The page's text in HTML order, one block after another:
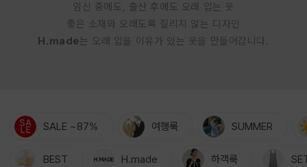
임신 중에도, 출산 후에도 오래 입는 옷
좋은 소재와 오래도록 질리지 않는 디자인
H.made는 오래 입을 이유가 있는 옷을 만들어갑니다.
SALE ~87% 여행룩 SUMMER
BEST H.made 하객룩